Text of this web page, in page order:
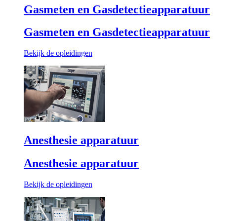
Gasmeten en Gasdetectieapparatuur
Gasmeten en Gasdetectieapparatuur
Bekijk de opleidingen
Anesthesie apparatuur
Anesthesie apparatuur
Bekijk de opleidingen